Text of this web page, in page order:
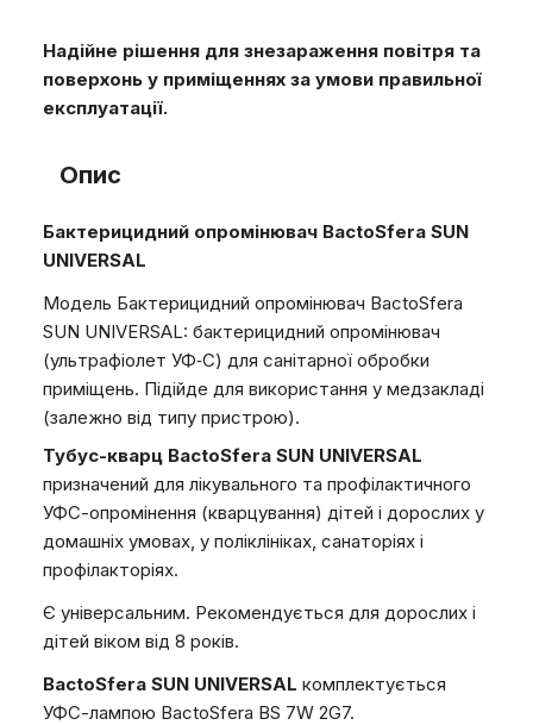
Надійне рішення для знезараження повітря та
поверхонь у приміщеннях за умови правильної
експлуатації.
Опис
Бактерицидний опромінювач BactoSfera SUN
UNIVERSAL
Модель Бактерицидний опромінювач BactoSfera
SUN UNIVERSAL: бактерицидний опромінювач
(ультрафіолет УФ‑С) для санітарної обробки
приміщень. Підійде для використання у медзакладі
(залежно від типу пристрою).
Тубус-кварц BactoSfera SUN UNIVERSAL
призначений для лікувального та профілактичного
УФС-опромінення (кварцування) дітей і дорослих у
домашніх умовах, у поліклініках, санаторіях і
профілакторіях.
Є універсальним. Рекомендується для дорослих і
дітей віком від 8 років.
BactoSfera SUN UNIVERSAL комплектується
УФС-лампою BactoSfera BS 7W 2G7.